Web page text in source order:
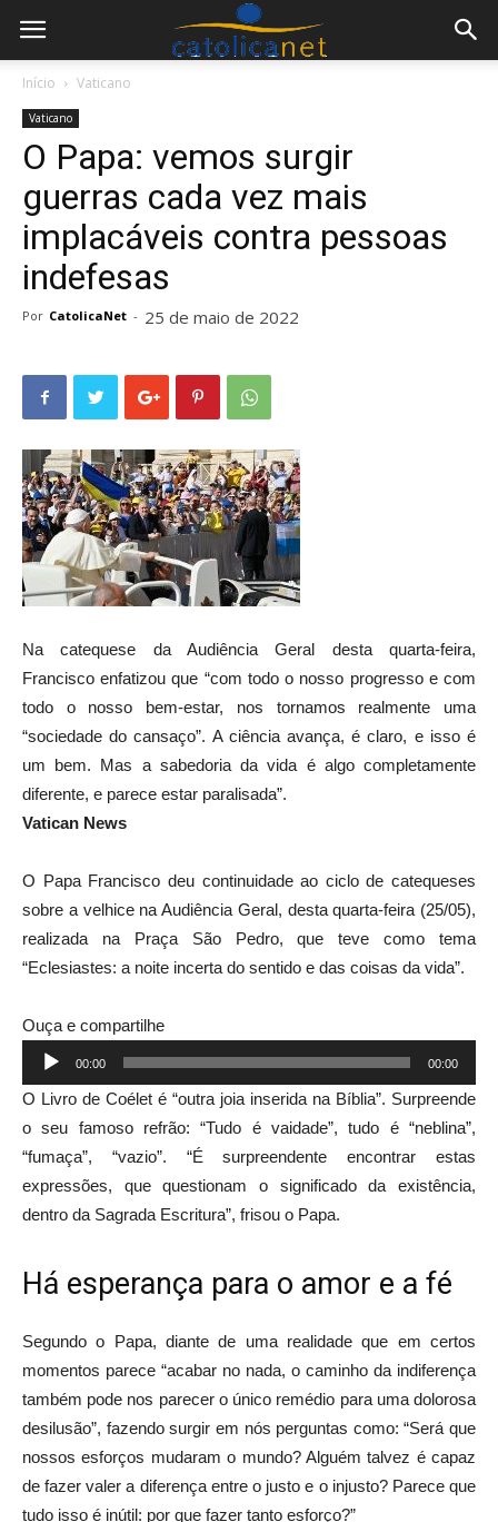
Início Vaticano
Vaticano
O Papa: vemos surgir
guerras cada vez mais
implacáveis contra pessoas
indefesas
Por CatolicaNet - 25 de maio de 2022
Na catequese da Audiência Geral desta quarta-feira,
Francisco enfatizou que “com todo o nosso progresso e com
todo o nosso bem-estar, nos tornamos realmente uma
“sociedade do cansaço”. A ciência avança, é claro, e isso é
um bem. Mas a sabedoria da vida é algo completamente
diferente, e parece estar paralisada”.
Vatican News
O Papa Francisco deu continuidade ao ciclo de catequeses
sobre a velhice na Audiência Geral, desta quarta-feira (25/05),
realizada na Praça São Pedro, que teve como tema
“Eclesiastes: a noite incerta do sentido e das coisas da vida”.
Ouça e compartilhe
Tocador
de
áudio
00:00 00:00
O Livro de Coélet é “outra joia inserida na Bíblia”. Surpreende
o seu famoso refrão: “Tudo é vaidade”, tudo é “neblina”,
“fumaça”, “vazio”. “É surpreendente encontrar estas
expressões, que questionam o significado da existência,
dentro da Sagrada Escritura”, frisou o Papa.
Há esperança para o amor e a fé
Segundo o Papa, diante de uma realidade que em certos
momentos parece “acabar no nada, o caminho da indiferença
também pode nos parecer o único remédio para uma dolorosa
desilusão”, fazendo surgir em nós perguntas como: “Será que
nossos esforços mudaram o mundo? Alguém talvez é capaz
de fazer valer a diferença entre o justo e o injusto? Parece que
tudo isso é inútil: por que fazer tanto esforço?”